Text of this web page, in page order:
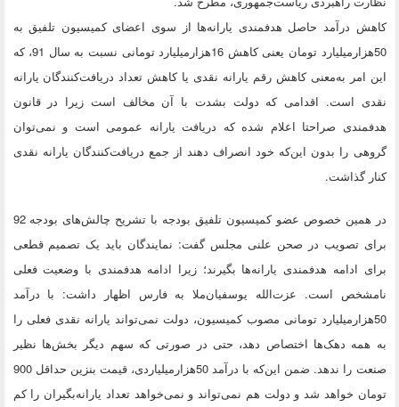
کاهش درآمد حاصل هدفمندی یارانه‌ها از سوی اعضای کمیسیون تلفیق به
50‌هزار‌میلیارد تومان یعنی کاهش 16‌هزار‌میلیارد تومانی نسبت به سال 91، که
این امر به‌معنی کاهش رقم یارانه نقدی یا کاهش تعداد دریافت‌کنندگان یارانه
نقدی است. اقدامی که دولت بشدت با آن مخالف است زیرا در قانون
هدفمندی صراحتا اعلام شده که دریافت یارانه عمومی است و نمی‌توان
گروهی را بدون این‌که خود انصراف دهند از جمع دریافت‌کنندگان یارانه نقدی
کنار گذاشت.
در همین خصوص عضو کمیسیون تلفیق بودجه با تشریح چالش‌های بودجه 92
برای تصویب در صحن علنی مجلس گفت: نمایندگان باید یک تصمیم قطعی
برای ادامه هدفمندی یارانه‌ها بگیرند؛ زیرا ادامه هدفمندی با وضعیت فعلی
نامشخص است. عزت‌الله یوسفیان‌ملا به فارس اظهار داشت: با درآمد
50‌هزار‌میلیارد تومانی مصوب کمیسیون، دولت نمی‌تواند یارانه نقدی فعلی را
به همه دهک‌ها اختصاص دهد، حتی در صورتی که سهم دیگر بخش‌ها نظیر
صنعت را ندهد. ضمن این‌که با درآمد 50‌هزار‌میلیاردی، قیمت بنزین حداقل 900
تومان خواهد شد و دولت هم نمی‌تواند و نمی‌خواهد تعداد یارانه‌بگیران را کم